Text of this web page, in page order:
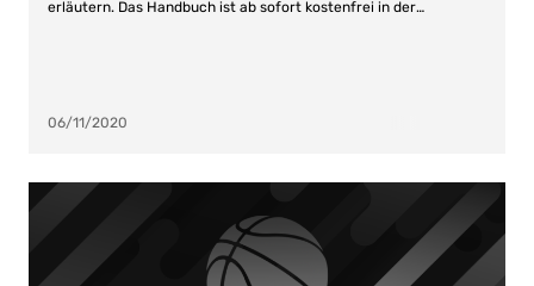
erläutern. Das Handbuch ist ab sofort kostenfrei in der
06/11/2020